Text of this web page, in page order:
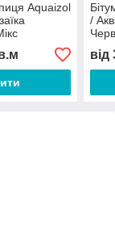
Aquaizol
/
від